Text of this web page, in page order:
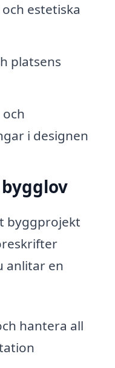
estetiska
platsens
i designen
byggprojekt
anlitar en
hantera all